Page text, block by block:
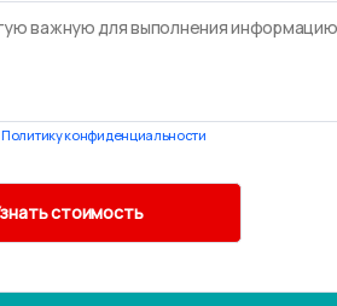
Политику конфиденциальности